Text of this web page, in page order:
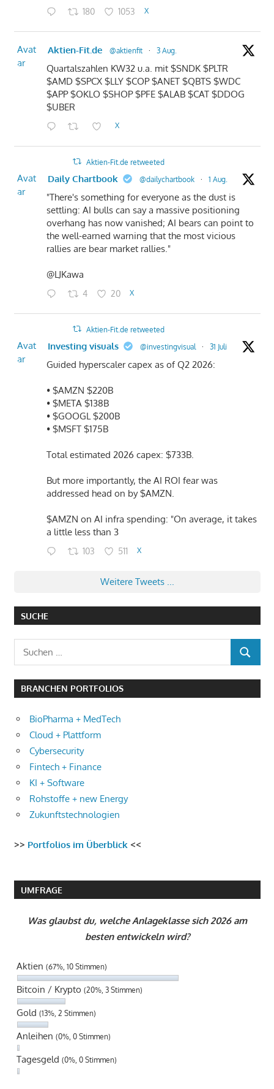
180 1053 X
Avat
ar
Aktien-Fit.de @aktienfit · 3 Aug.
Quartalszahlen KW32 u.a. mit $SNDK $PLTR
$AMD $SPCX $LLY $COP $ANET $QBTS $WDC
$APP $OKLO $SHOP $PFE $ALAB $CAT $DDOG
$UBER
X
Aktien-Fit.de retweeted
Avat
ar
Daily Chartbook @dailychartbook · 1 Aug.
"There's something for everyone as the dust is
settling: AI bulls can say a massive positioning
overhang has now vanished; AI bears can point to
the well-earned warning that the most vicious
rallies are bear market rallies."
@LJKawa
4 20 X
Aktien-Fit.de retweeted
Avat
ar
Investing visuals @investingvisual · 31 Juli
Guided hyperscaler capex as of Q2 2026:
• $AMZN $220B
• $META $138B
• $GOOGL $200B
• $MSFT $175B
Total estimated 2026 capex: $733B.
But more importantly, the AI ROI fear was
addressed head on by $AMZN.
$AMZN on AI infra spending: "On average, it takes
a little less than 3
103 511 X
Weitere Tweets ...
SUCHE
Suchen
nach:
SUCHEN
BRANCHEN PORTFOLIOS
BioPharma + MedTech
Cloud + Plattform
Cybersecurity
Fintech + Finance
KI + Software
Rohstoffe + new Energy
Zukunftstechnologien
>> Portfolios im Überblick<<
UMFRAGE
Was glaubst du, welche Anlageklasse sich 2026 am
besten entwickeln wird?
Aktien (67%, 10 Stimmen)
Bitcoin / Krypto (20%, 3 Stimmen)
Gold (13%, 2 Stimmen)
Anleihen (0%, 0 Stimmen)
Tagesgeld (0%, 0 Stimmen)